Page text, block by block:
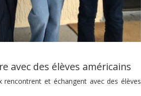
avec des élèves américains
rencontrent et échangent avec des élèves